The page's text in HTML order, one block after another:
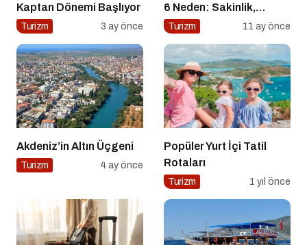
Kaptan Dönemi Başlıyor
Turizm 3 ay önce
6 Neden: Sakinlik,
Ekonomi ve Keyif Bir
Turizm 11 ay önce
Akdeniz’in Altın Üçgeni
Turizm 4 ay önce
Popüler Yurt İçi Tatil
Rotaları
Turizm 1 yıl önce